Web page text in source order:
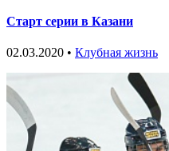
Старт серии в Казани
02.03.2020 • Клубная жизнь